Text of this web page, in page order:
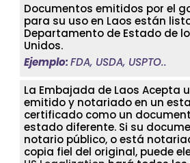
Documentos emitidos por el
para su uso en Laos están
Departamento de Estado de
Unidos.
Ejemplo:FDA, USDA, USPTO..
La Embajada de Laos Acepta
emitido y notariado en un
certificado como un
estado diferente. Si su
notario público, o está
copia fiel del original, puede